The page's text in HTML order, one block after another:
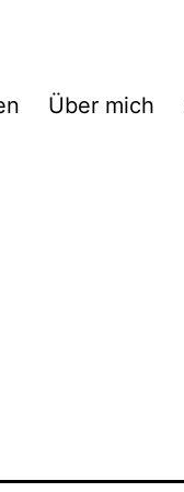
Über mich